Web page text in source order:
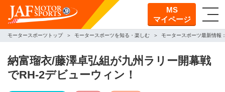
MS
マイページ
モータースポーツトップ モータースポーツを知る・楽しむ モータースポーツ最新情報
納富瑠衣/藤澤卓弘組が九州ラリー開幕戦
でRH-2デビューウィン！